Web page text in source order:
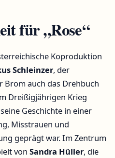
für „Rose“
Koproduktion
Schleinzer, der
Brom auch das Drehbuch
Dreißigjährigen Krieg
Geschichte in einer
Misstrauen und
geprägt war. Im Zentrum
von Sandra Hüller, die